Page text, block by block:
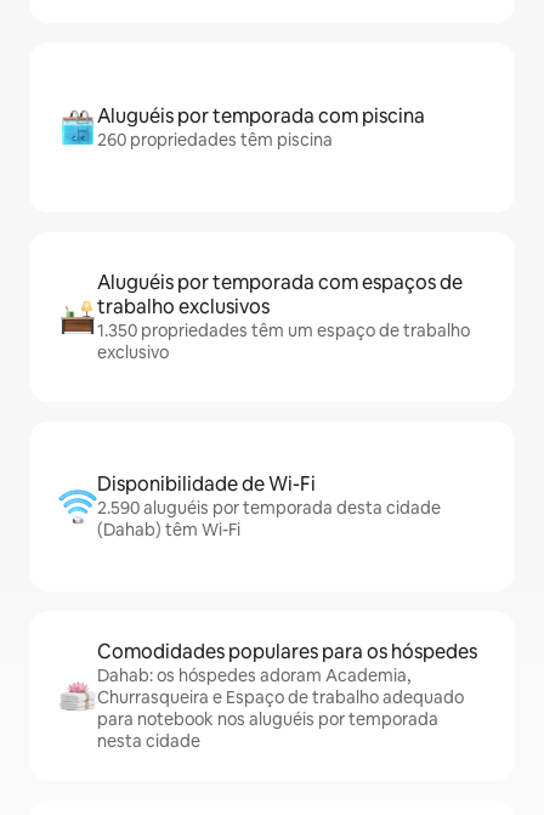
Aluguéis por temporada com piscina
260 propriedades têm piscina
Aluguéis por temporada com espaços de
trabalho exclusivos
1.350 propriedades têm um espaço de trabalho
exclusivo
Disponibilidade de Wi-Fi
2.590 aluguéis por temporada desta cidade
(Dahab) têm Wi-Fi
Comodidades populares para os hóspedes
Dahab: os hóspedes adoram Academia,
Churrasqueira e Espaço de trabalho adequado
para notebook nos aluguéis por temporada
nesta cidade